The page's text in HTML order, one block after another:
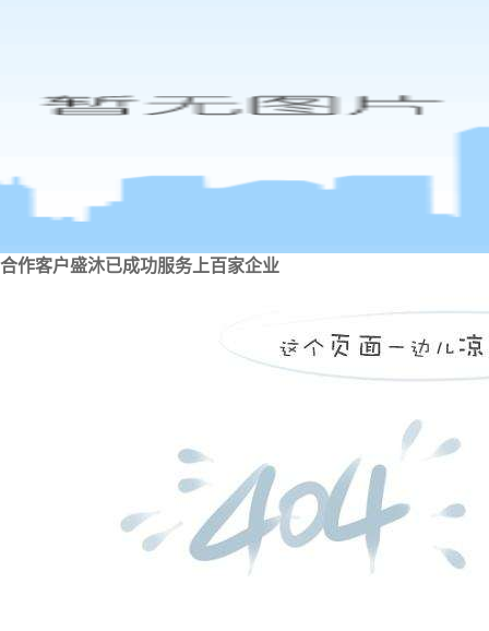
合作客户盛沐已成功服务上百家企业